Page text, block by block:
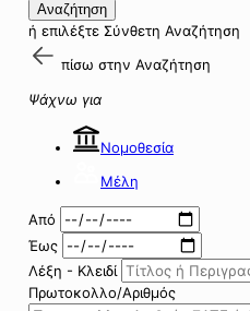
Αναζήτηση
ή επιλέξτε Σύνθετη Αναζήτηση
πίσω στην Αναζήτηση
Ψάχνω για
Νομοθεσία
Μέλη
Από
Έως
Λέξη - Κλειδί
Πρωτοκολλο/Αριθμός